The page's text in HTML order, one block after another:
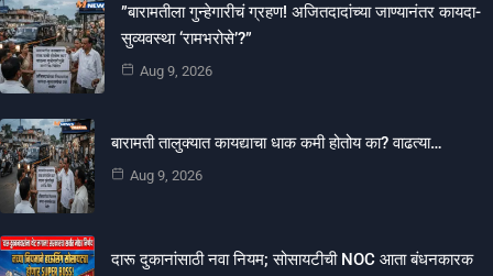
​”बारामतीला गुन्हेगारीचं ग्रहण! अजितदादांच्या जाण्यानंतर कायदा-
सुव्यवस्था ‘रामभरोसे’?”
Aug 9, 2026
बारामती तालुक्यात कायद्याचा धाक कमी होतोय का? वाढत्या…
Aug 9, 2026
दारू दुकानांसाठी नवा नियम; सोसायटीची NOC आता बंधनकारक